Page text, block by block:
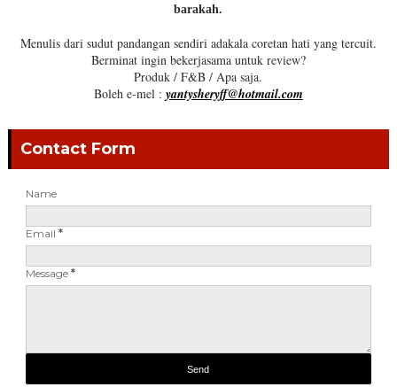
barakah.
Menulis dari sudut pandangan sendiri adakala coretan hati yang tercuit.
Berminat ingin bekerjasama untuk review?
Produk / F&B / Apa saja.
Boleh e-mel : yantysheryff@hotmail.com
Contact Form
Name
Email *
Message *